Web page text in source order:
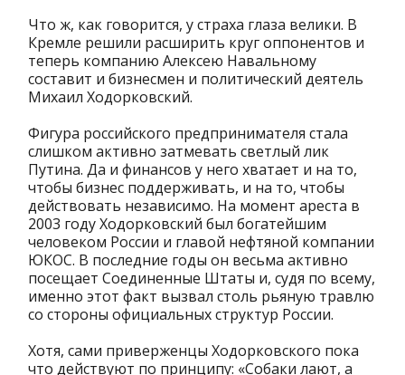
Что ж, как говорится, у страха глаза велики. В
Кремле решили расширить круг оппонентов и
теперь компанию Алексею Навальному
составит и бизнесмен и политический деятель
Михаил Ходорковский.
Фигура российского предпринимателя стала
слишком активно затмевать светлый лик
Путина. Да и финансов у него хватает и на то,
чтобы бизнес поддерживать, и на то, чтобы
действовать независимо. На момент ареста в
2003 году Ходорковский был богатейшим
человеком России и главой нефтяной компании
ЮКОС. В последние годы он весьма активно
посещает Соединенные Штаты и, судя по всему,
именно этот факт вызвал столь рьяную травлю
со стороны официальных структур России.
Хотя, сами приверженцы Ходорковского пока
что действуют по принципу: «Собаки лают, а